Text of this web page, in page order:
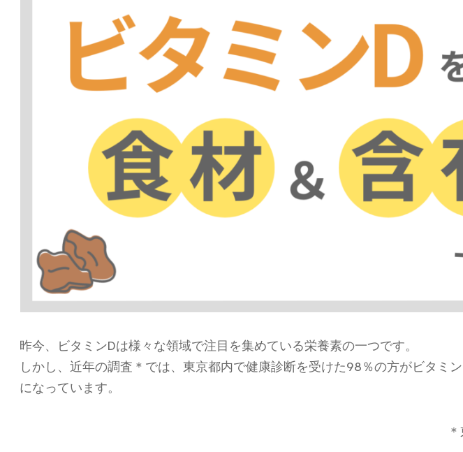
昨今、ビタミンDは様々な領域で注目を集めている栄養素の一つです。
しかし、近年の調査＊では、東京都内で健康診断を受けた98％の方がビタミ
になっています。